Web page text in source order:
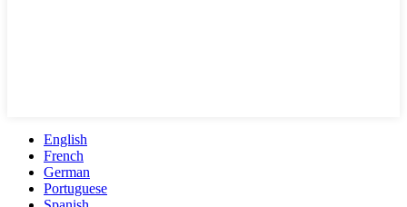
English
French
German
Portuguese